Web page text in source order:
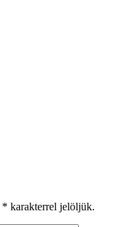
* karakterrel jelöljük.